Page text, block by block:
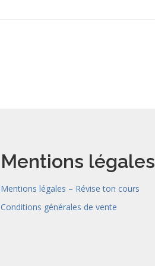
Mentions légales
Mentions légales – Révise ton cours
Conditions générales de vente